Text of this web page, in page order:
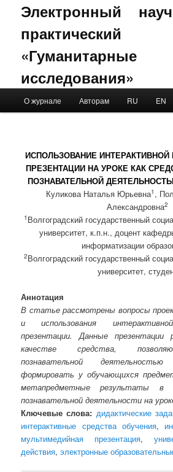
Электронный
исследования»
Skip to primary content
Skip to secondary content
О журнале Авторам RU EN
ИСПОЛЬЗОВАНИЕ
ПРЕЗЕНТАЦИИ НА УРОКЕ КАК
ПОЗНАВАТЕЛЬНОЙ
Куликова Наталья Юрьевна1 ,
Александровна2
1 Волгоградский государственный
университет, к.п.н., доцент
информатизации
2Волгоградский государственный
университет,
Аннотация
В статье рассмотрены вопросы
и использования
презентации. Данные презентации
качестве средства,
познавательной
формировать у обучающихся
метапредметные результаты в
познавательной деятельности на
Ключевые слова: дидактические
интерактивные средства обучения,
мультимедийная презентация,
действия,электронные